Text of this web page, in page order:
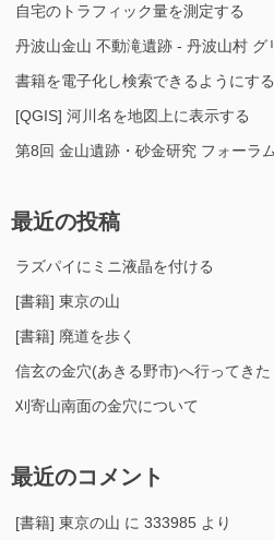
自宅のトラフィック量を測定する
丹波山金山 不動滝遺跡 - 丹波山村 グ
書籍を電子化し検索できるようにする
[QGIS] 河川名を地図上に表示する
第8回 金山遺跡・砂金研究 フォーラ
最近の投稿
ラズパイにミニ液晶を付ける
[書籍] 東京の山
[書籍] 廃道を歩く
信玄の金穴(あきる野市)へ行ってきた
刈寄山南面の金穴について
最近のコメント
[書籍] 東京の山 に 333985 より